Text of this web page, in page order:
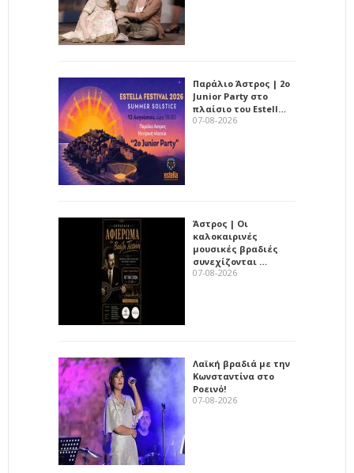
Παράλιο Άστρος | 2ο
Junior Party στο
πλαίσιο του Estell…
07-08-2026
Άστρος | Οι
καλοκαιρινές
μουσικές βραδιές
συνεχίζονται …
07-08-2026
Λαϊκή βραδιά με την
Κωνσταντίνα στο
Ροεινό!
07-08-2026